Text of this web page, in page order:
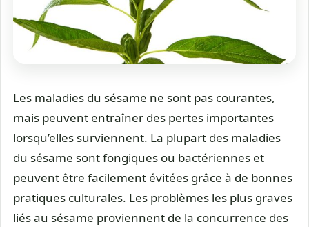
Les maladies du sésame ne sont pas courantes,
mais peuvent entraîner des pertes importantes
lorsqu’elles surviennent. La plupart des maladies
du sésame sont fongiques ou bactériennes et
peuvent être facilement évitées grâce à de bonnes
pratiques culturales. Les problèmes les plus graves
liés au sésame proviennent de la concurrence des